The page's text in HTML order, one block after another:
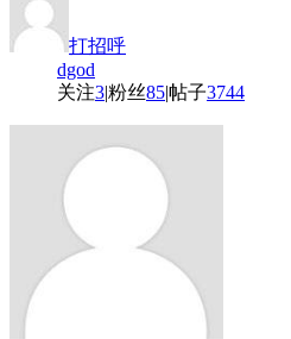
打招呼
dgod
关注3|粉丝85|帖子3744